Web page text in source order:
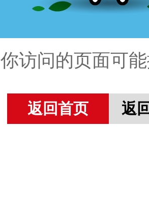
你访问的页面可
返回首页 返